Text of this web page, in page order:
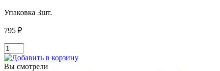
Упаковка 3шт.
795 ₽
Вы смотрели